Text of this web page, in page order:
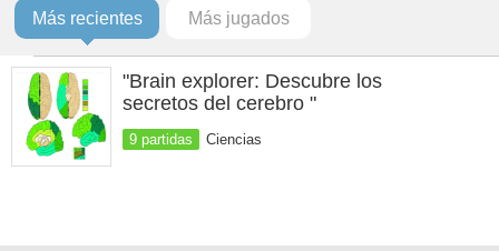
Más recientes Más jugados
"Brain explorer: Descubre los
secretos del cerebro "
9 partidas Ciencias